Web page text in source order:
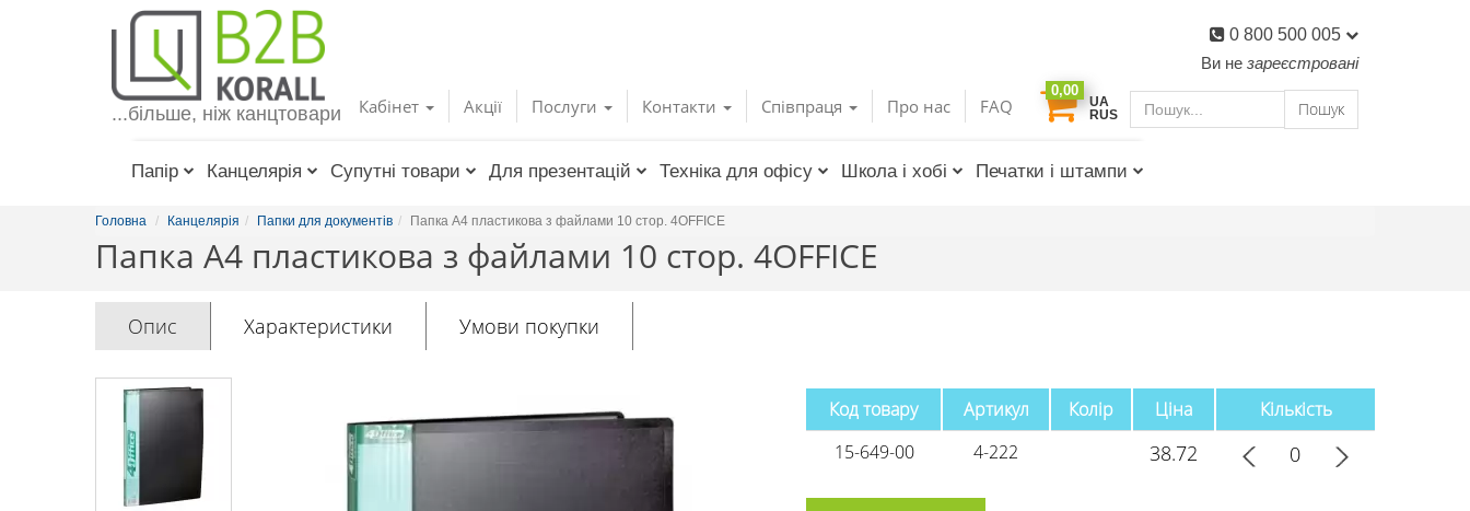
Toggle
navigation
Пошук
UA
RUS
0,00
Ви не зареєстровані
0 800 500 005
Кабінет Акції Послуги Контакти Співпраця Про нас FAQ
...більше, ніж канцтовари
Папір Канцелярія Супутні товари Для презентацій Техніка для офісу Школа і хобі Печатки і штампи
Головна Канцелярія Папки для документів Папка А4 пластикова з файлами 10 стор. 4OFFICE
Папка А4 пластикова з файлами 10 стор. 4OFFICE
Опис Характеристики Умови покупки
Код товару Артикул Колір Ціна
Кількість
15-649-00
4-222 38.72